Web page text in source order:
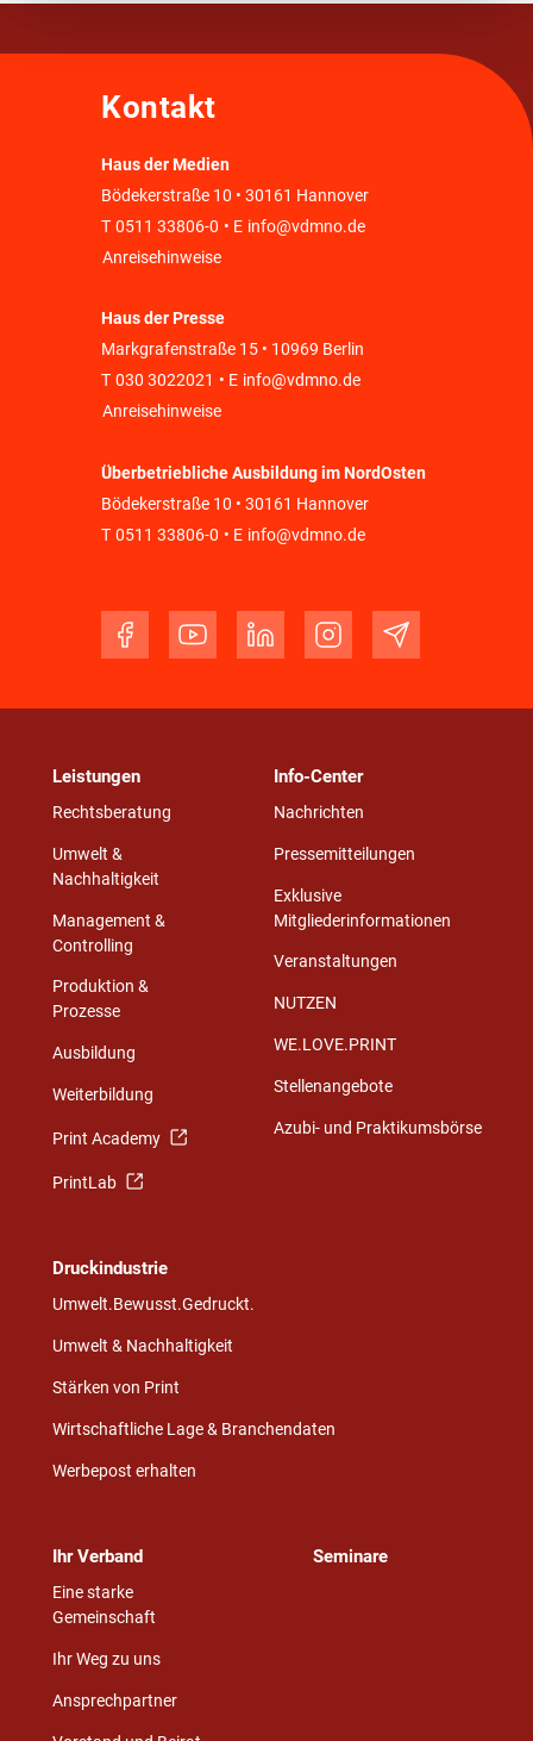
Kontakt
Haus der Medien
Bödekerstraße 10 • 30161 Hannover
T 0511 33806-0 • E info@vdmno.de
Anreisehinweise
Haus der Presse
Markgrafenstraße 15 • 10969 Berlin
T 030 3022021 • E info@vdmno.de
Anreisehinweise
Überbetriebliche Ausbildung im NordOsten
Bödekerstraße 10 • 30161 Hannover
T 0511 33806-0 • E info@vdmno.de
Leistungen
Rechtsberatung
Umwelt &
Nachhaltigkeit
Management &
Controlling
Produktion &
Prozesse
Ausbildung
Weiterbildung
Print Academy
PrintLab
Info-Center
Nachrichten
Pressemitteilungen
Exklusive
Mitgliederinformationen
Veranstaltungen
NUTZEN
WE.LOVE.PRINT
Stellenangebote
Azubi- und Praktikumsbörse
Druckindustrie
Umwelt.Bewusst.Gedruckt.
Umwelt & Nachhaltigkeit
Stärken von Print
Wirtschaftliche Lage & Branchendaten
Werbepost erhalten
Ihr Verband
Eine starke
Gemeinschaft
Ihr Weg zu uns
Ansprechpartner
Seminare